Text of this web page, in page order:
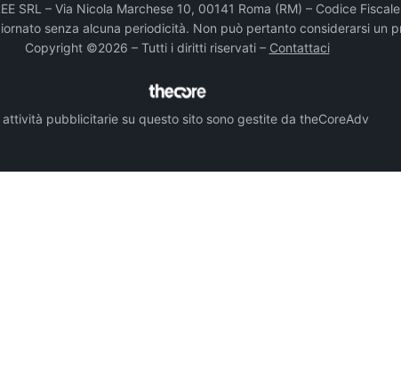
SRL – Via Nicola Marchese 10, 00141 Roma (RM) – Codice
senza alcuna periodicità. Non può pertanto considerarsi un
Copyright ©2026 – Tutti i diritti riservati – Contattaci
attività pubblicitarie su questo sito sono gestite da theCoreAdv